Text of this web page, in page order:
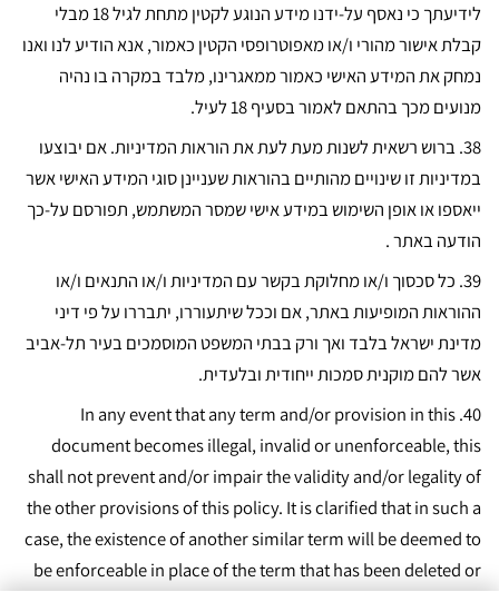
לידיעתך כי נאסף על-ידנו מידע הנוגע לקטין מתחת לגיל 18 מבלי
קבלת אישור מהורי ו/או מאפוטרופסי הקטין כאמור, אנא הודיע לנו ואנו
נמחק את המידע האישי כאמור ממאגרינו, מלבד במקרה בו נהיה
מנועים מכך בהתאם לאמור בסעיף ‏18 לעיל.
38. ברוש רשאית לשנות מעת לעת את הוראות המדיניות. אם יבוצעו
במדיניות זו שינויים מהותיים בהוראות שעניינן סוגי המידע האישי אשר
ייאספו או אופן השימוש במידע אישי שמסר המשתמש, תפורסם על-כך
הודעה באתר .
39. כל סכסוך ו/או מחלוקת בקשר עם המדיניות ו/או התנאים ו/או
ההוראות המופיעות באתר, אם וככל שיתעוררו, יתבררו על פי דיני
מדינת ישראל בלבד ואך ורק בבתי המשפט המוסמכים בעיר תל-אביב
אשר להם מוקנית סמכות ייחודית ובלעדית.
40.
In any event that any term and/or provision in this
document becomes illegal, invalid or unenforceable, this
shall not prevent and/or impair the validity and/or legality of
the other provisions of this policy. It is clarified that in such a
case, the existence of another similar term will be deemed to
be enforceable in place of the term that has been deleted or